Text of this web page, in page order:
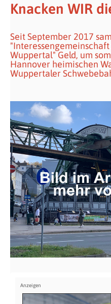
Knacken WIR
Seit September 2017
Wuppertal" Geld, um
Hannover heimischen
Wuppertaler